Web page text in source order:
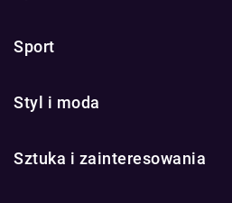
Sport
Styl i moda
Sztuka i zainteresowania